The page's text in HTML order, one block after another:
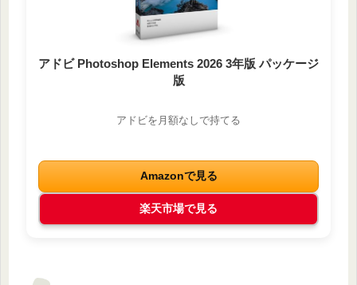
アドビ Photoshop Elements 2026 3年版 パッケージ
版
アドビを月額なしで持てる
Amazonで見る
楽天市場で見る